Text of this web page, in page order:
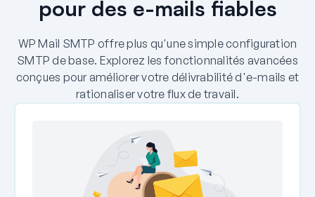
pour des e-mails fiables
WP Mail SMTP offre plus qu'une simple configuration
SMTP de base. Explorez les fonctionnalités avancées
conçues pour améliorer votre délivrabilité d'e-mails et
rationaliser votre flux de travail.